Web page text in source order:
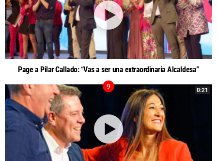
Page a Pilar Callado: “Vas a ser una extraordinaria Alcaldesa”
0:21